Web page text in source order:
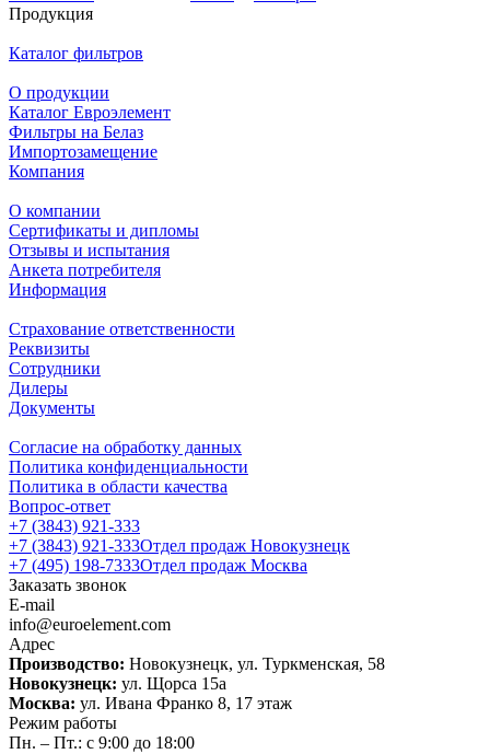
Продукция
Каталог фильтров
О продукции
Каталог Евроэлемент
Фильтры на Белаз
Импортозамещение
Компания
О компании
Сертификаты и дипломы
Отзывы и испытания
Анкета потребителя
Информация
Страхование ответственности
Реквизиты
Сотрудники
Дилеры
Документы
Согласие на обработку данных
Политика конфиденциальности
Политика в области качества
Вопрос-ответ
+7 (3843) 921-333
+7 (3843) 921-333Отдел продаж Новокузнецк
+7 (495) 198-7333Отдел продаж Москва
Заказать звонок
E-mail
info@euroelement.com
Адрес
Производство: Новокузнецк, ул. Туркменская, 58
Новокузнецк: ул. Щорса 15а
Москва: ул. Ивана Франко 8, 17 этаж
Режим работы
Пн. – Пт.: с 9:00 до 18:00